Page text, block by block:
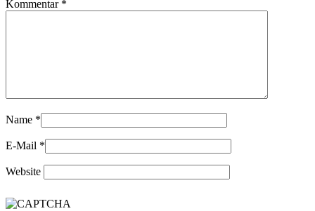
Kommentar *
Name *
E-Mail *
Website